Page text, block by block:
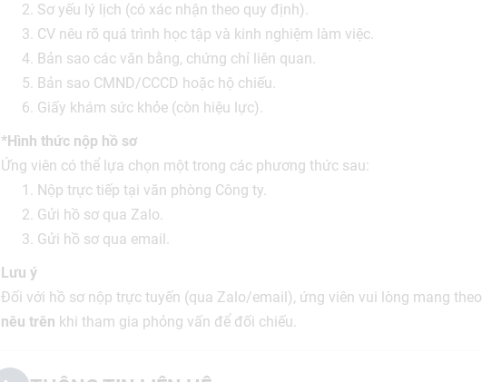
Sơ yếu lý lịch (có xác nhận theo quy định).
CV nêu rõ quá trình học tập và kinh nghiệm làm việc.
Bản sao các văn bằng, chứng chỉ liên quan.
Bản sao CMND/CCCD hoặc hộ chiếu.
Giấy khám sức khỏe (còn hiệu lực).
*Hình thức nộp hồ sơ
Ứng viên có thể lựa chọn một trong các phương thức sau:
Nộp trực tiếp tại văn phòng Công ty.
Gửi hồ sơ qua Zalo.
Gửi hồ sơ qua email.
Lưu ý
Đối với hồ sơ nộp trực tuyến (qua Zalo/email), ứng viên vui lòng mang theo
nêu trên khi tham gia phỏng vấn để đối chiếu.